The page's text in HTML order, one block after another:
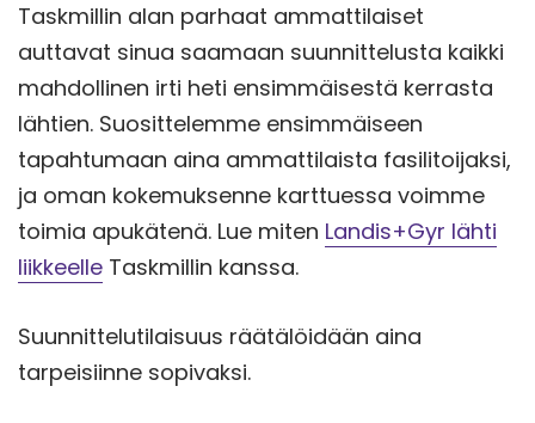
Taskmillin alan parhaat ammattilaiset
auttavat sinua saamaan suunnittelusta kaikki
mahdollinen irti heti ensimmäisestä kerrasta
lähtien. Suosittelemme ensimmäiseen
tapahtumaan aina ammattilaista fasilitoijaksi,
ja oman kokemuksenne karttuessa voimme
toimia apukätenä. Lue miten Landis+Gyr lähti
liikkeelle Taskmillin kanssa.
Suunnittelutilaisuus räätälöidään aina
tarpeisiinne sopivaksi.